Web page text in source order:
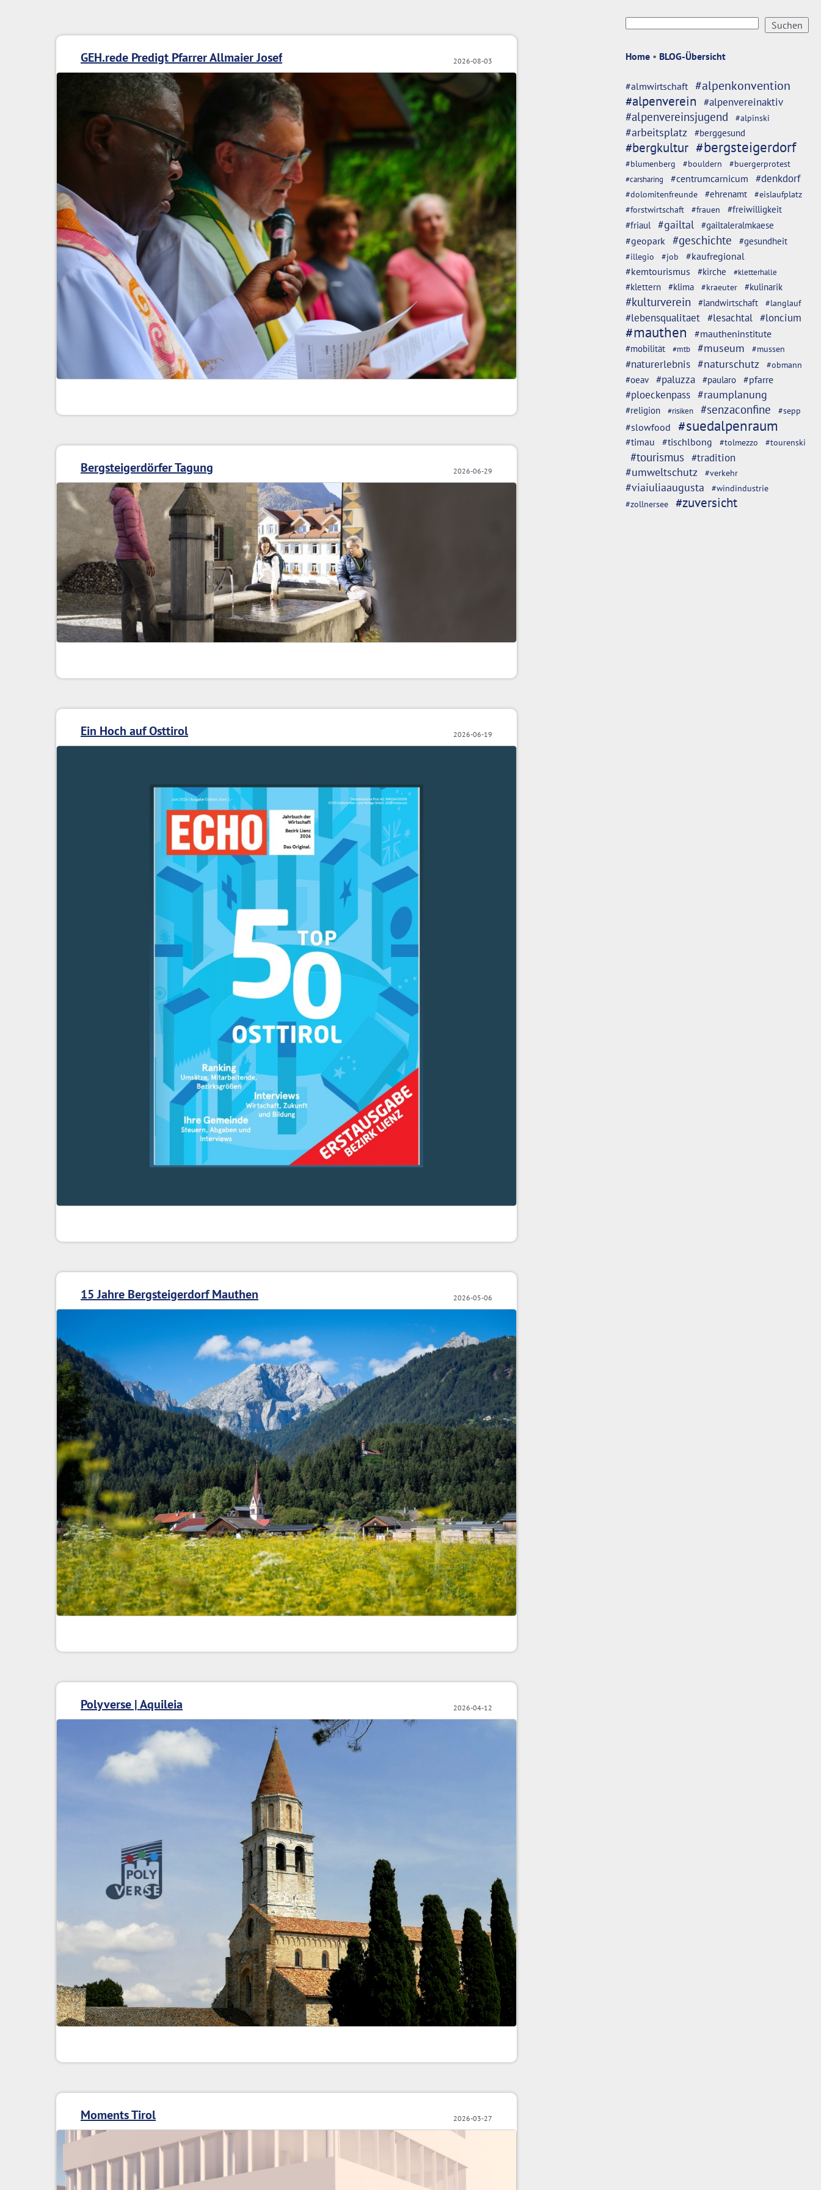
Home • BLOG-Übersicht
#almwirtschaft #alpenkonvention
#alpenverein #alpenvereinaktiv
#alpenvereinsjugend #alpinski
#arbeitsplatz #berggesund
#bergkultur #bergsteigerdorf
#blumenberg #bouldern
#buergerprotest
#carsharing
#centrumcarnicum #denkdorf
#dolomitenfreunde #ehrenamt
#eislaufplatz
#forstwirtschaft
#frauen
#freiwilligkeit
#friaul
#gailtal #gailtaleralmkaese
#geopark #geschichte #gesundheit
#illegio #job
#kaufregional
#kemtourismus
#kirche #kletterhalle
#klettern #klima #kraeuter #kulinarik
#kulturverein #landwirtschaft #langlauf
#lebensqualitaet #lesachtal #loncium
#mauthen #mautheninstitute
#mobilität #mtb #museum #mussen
#naturerlebnis #naturschutz #obmann
#oeav #paluzza #paularo #pfarre
#ploeckenpass #raumplanung
#religion #risiken #senzaconfine #sepp
#slowfood #suedalpenraum
#timau #tischlbong #tolmezzo #tourenski
#tourismus #tradition
#umweltschutz
#verkehr
#viaiuliaaugusta #windindustrie
#zollnersee #zuversicht
2026-08-03
GEH.rede Predigt Pfarrer Allmaier Josef
2026-06-29
Bergsteigerdörfer Tagung
2026-06-19
Ein Hoch auf Osttirol
2026-05-06
15 Jahre Bergsteigerdorf Mauthen
2026-04-12
Polyverse | Aquileia
2026-03-27
Moments Tirol